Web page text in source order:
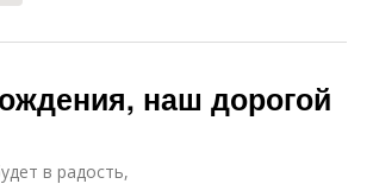
наш дорогой
в радость,